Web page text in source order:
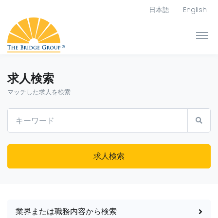
日本語 English
求人検索
マッチした求人を検索
求人検索
業界または職務内容から検索